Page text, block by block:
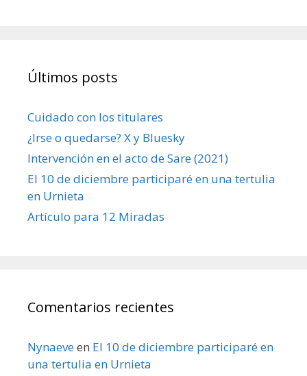
Últimos posts
Cuidado con los titulares
¿Irse o quedarse? X y Bluesky
Intervención en el acto de Sare (2021)
El 10 de diciembre participaré en una tertulia
en Urnieta
Artículo para 12 Miradas
Comentarios recientes
Nynaeveen El 10 de diciembre participaré en
una tertulia en Urnieta